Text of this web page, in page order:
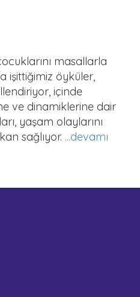
masallarla
işittiğimiz öyküler,
içinde
ve dinamiklerine dair
yaşam olaylarını
sağlıyor. ...devamı